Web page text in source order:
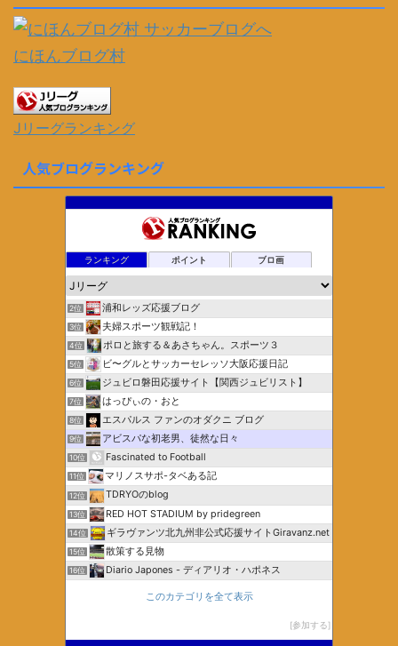
にほんブログ村
Jリーグランキング
人気ブログランキング
ランキング ポイント ブロ画
2位 浦和レッズ応援ブログ
3位 夫婦スポーツ観戦記！
4位 ポロと旅する＆あさちゃん。スポーツ３
5位 ビ〜グルとサッカーセレッソ大阪応援日記
6位 ジュビロ磐田応援サイト【関西ジュビリスト】
7位 はっぴぃの・おと
8位 エスパルス ファンのオダクニ ブログ
9位 アビスパな初老男、徒然な日々
10位 Fascinated to Football
11位 マリノスサポ-タベある記
12位 TDRYOのblog
13位 RED HOT STADIUM by pridegreen
14位 ギラヴァンツ北九州非公式応援サイトGiravanz.net
15位 散策する見物
16位 Diario Japones - ディアリオ・ハポネス
このカテゴリを全て表示
参加する